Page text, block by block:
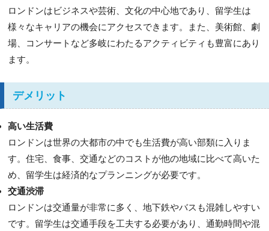
ロンドンはビジネスや芸術、文化の中心地であり、留学生は
様々なキャリアの機会にアクセスできます。また、美術館、劇
場、コンサートなど多岐にわたるアクティビティも豊富にあり
ます。
デメリット
高い生活費
ロンドンは世界の大都市の中でも生活費が高い部類に入りま
す。住宅、食事、交通などのコストが他の地域に比べて高いた
め、留学生は経済的なプランニングが必要です。
交通渋滞
ロンドンは交通量が非常に多く、地下鉄やバスも混雑しやすい
です。留学生は交通手段を工夫する必要があり、通勤時間や混